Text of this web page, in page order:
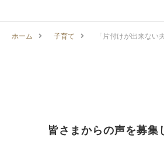
ホーム 子育て 「片付けが出来ない
皆さまからの声を募集